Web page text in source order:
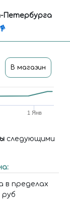
Петербурга
В магазин
1 Янв
следующими
в пределах
руб